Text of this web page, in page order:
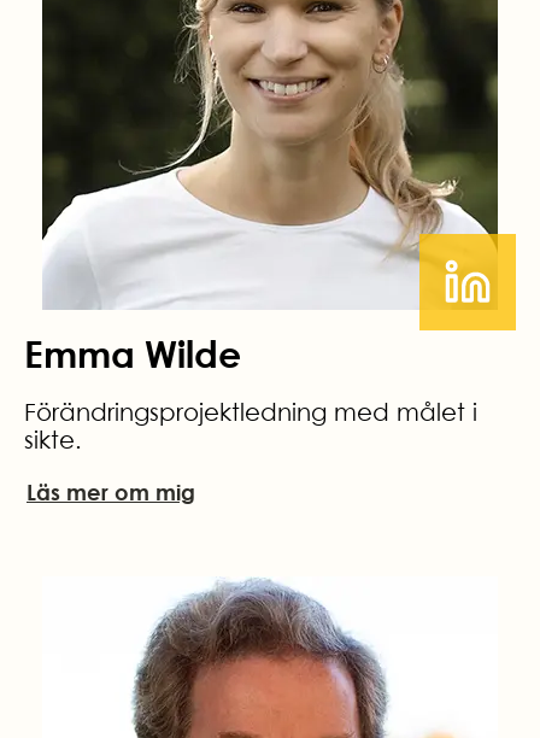
Emma Wilde
Förändringsprojektledning med målet i
sikte.
Läs mer om mig